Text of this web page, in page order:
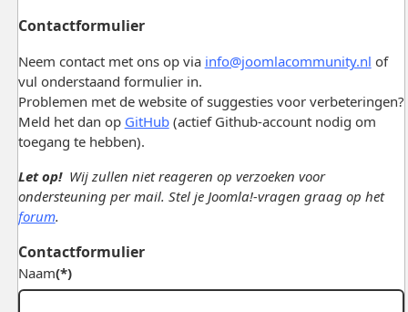
Contactformulier
Neem contact met ons op via info@joomlacommunity.nl of
vul onderstaand formulier in.
Problemen met de website of suggesties voor verbeteringen?
Meld het dan op GitHub(actief Github-account nodig om
toegang te hebben).
Let op! Wij zullen niet reageren op verzoeken voor
ondersteuning per mail. Stel je Joomla!-vragen graag op het
forum.
Contactformulier
Naam(*)